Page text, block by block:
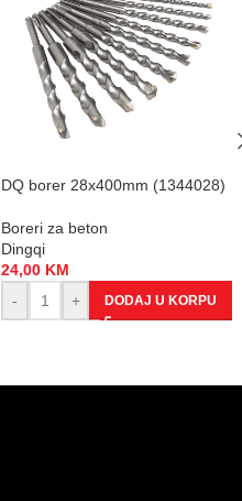
DQ borer 28x400mm (1344028)
Boreri za beton
Dingqi
24,00 KM
-
+ DODAJ U KORPU